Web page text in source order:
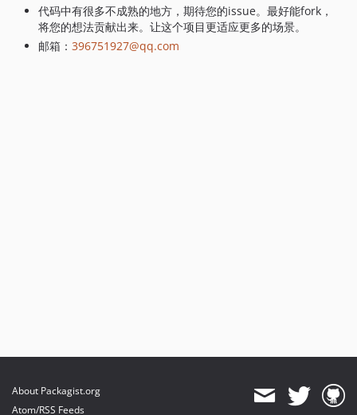
代码中有很多不成熟的地方，期待您的issue。最好能fork，
将您的想法贡献出来。让这个项目更适应更多的场景。
邮箱： 396751927@qq.com
About Packagist.org
Atom/RSS Feeds